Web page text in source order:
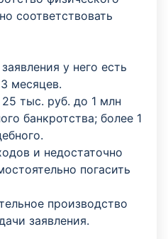
соответствовать
у него есть
месяцев.
тыс. руб. до 1 млн
банкротства; более 1
и недостаточно
погасить
производство
заявления.